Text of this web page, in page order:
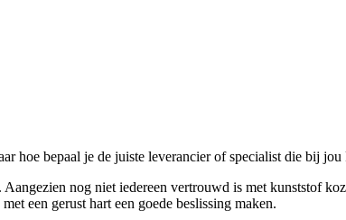
hoe bepaal je de juiste leverancier of specialist die bij
nog niet iedereen vertrouwd is met kunststof
een gerust hart een goede beslissing maken.